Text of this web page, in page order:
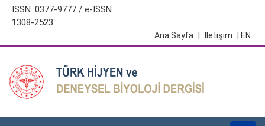
ISSN: 0377-9777 / e-ISSN:
1308-2523
| EN
İletişim
Ana Sayfa